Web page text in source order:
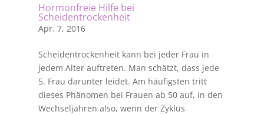
Hormonfreie Hilfe bei
Scheidentrockenheit
Apr. 7, 2016
Scheidentrockenheit kann bei jeder Frau in
jedem Alter auftreten. Man schätzt, dass jede
5. Frau darunter leidet. Am häufigsten tritt
dieses Phänomen bei Frauen ab 50 auf, in den
Wechseljahren also, wenn der Zyklus